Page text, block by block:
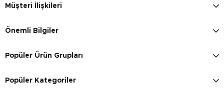
Müşteri İlişkileri
Önemli Bilgiler
Popüler Ürün Grupları
Popüler Kategoriler